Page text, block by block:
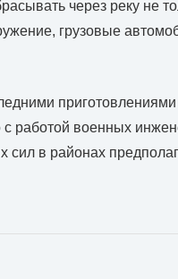
через реку не
грузовые
работой военных
сил в районах